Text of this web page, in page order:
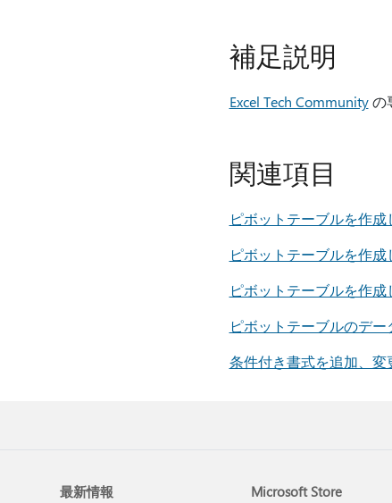
補足説明
Excel Tech Communityの
関連項目
ピボットテーブルを作
ピボットテーブルを作
ピボットテーブルを作
ピボットテーブルのデ
条件付き書式を追加、
最新情報 Microsoft Store